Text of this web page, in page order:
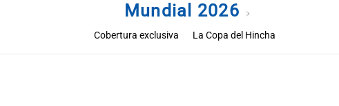
Mundial 2026
Cobertura exclusiva La Copa del Hincha